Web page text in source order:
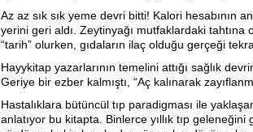
Az az sık sık yeme devri bitti! Kalori hesabının
yerini geri aldı. Zeytinyağı mutfaklardaki tahtına
“tarih” olurken, gıdaların ilaç olduğu gerçeği
Hayykitap yazarlarının temelini attığı sağlık
Geriye bir ezber kalmıştı, “Aç kalınarak
Hastalıklara bütüncül tıp paradigması ile
anlatıyor bu kitapta. Binlerce yıllık tıp